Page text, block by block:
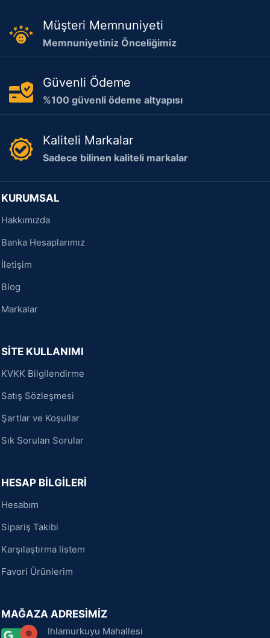
Müşteri Memnuniyeti
Memnuniyetiniz Önceliğimiz
Güvenli Ödeme
%100 güvenli ödeme altyapısı
Kaliteli Markalar
Sadece bilinen kaliteli markalar
KURUMSAL
Hakkımızda
Banka Hesaplarımız
İletişim
Blog
Markalar
SİTE KULLANIMI
KVKK Bilgilendirme
Satış Sözleşmesi
Şartlar ve Koşullar
Sık Sorulan Sorular
HESAP BİLGİLERİ
Hesabım
Sipariş Takibi
Karşılaştırma listem
Favori Ürünlerim
MAĞAZA ADRESİMİZ
Ihlamurkuyu Mahallesi